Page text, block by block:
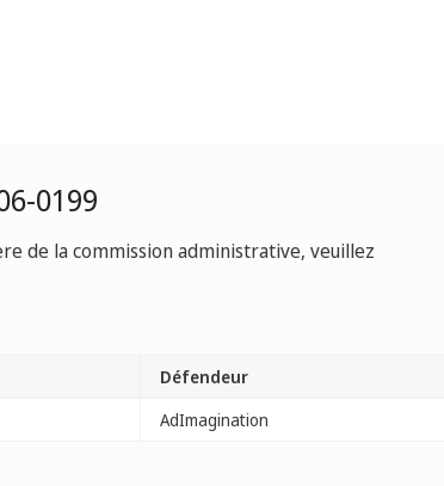
0199
de la commission administrative, veuillez
Défendeur
AdImagination